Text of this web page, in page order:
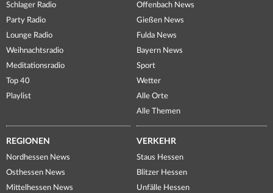
Schlager Radio
Party Radio
Lounge Radio
Weihnachtsradio
Meditationsradio
Top 40
Playlist
Offenbach News
Gießen News
Fulda News
Bayern News
Sport
Wetter
Alle Orte
Alle Themen
REGIONEN
Nordhessen News
Osthessen News
Mittelhessen News
VERKEHR
Staus Hessen
Blitzer Hessen
Unfälle Hessen